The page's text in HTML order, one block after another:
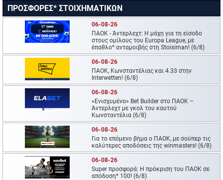
ΠΡΟΣΦΟΡΕΣ* ΣΤΟΙΧΗΜΑΤΙΚΩΝ
06-08-26
ΠΑΟΚ - Άντερλεχτ: Η μάχη για τη είσοδο
στους ομίλους του Europa League, με
έπαθλο* ανταμοιβής στη Stoiximan! (6/8)
06-08-26
ΠΑΟΚ, Κωνσταντέλιας και 4.33 στην
Interwetten! (6/8)
06-08-26
«Ενισχυμένο» Bet Builder στο ΠΑΟΚ –
Άντερλεχτ με γκολ του καυτού
Κωνσταντέλια (6/8)
06-08-26
Για το επόμενο βήμα ο ΠΑΟΚ, με σούπερ τις
καλύτερες αποδόσεις της winmasters! (6/8)
06-08-26
Super προσφορά: Η πρόκριση του ΠΑΟΚ σε
απόδοση* 100! (6/8)